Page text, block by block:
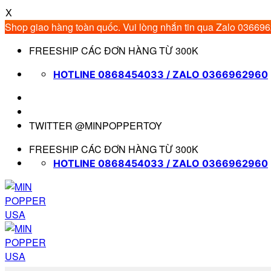
X
Shop giao hàng toàn quốc. Vui lòng nhắn tin qua Zalo
qua
FREESHIP CÁC ĐƠN HÀNG TỪ 300K
HOTLINE 0868454033 / ZALO 0366962960
TWITTER @MINPOPPERTOY
FREESHIP CÁC ĐƠN HÀNG TỪ 300K
HOTLINE 0868454033 / ZALO 0366962960